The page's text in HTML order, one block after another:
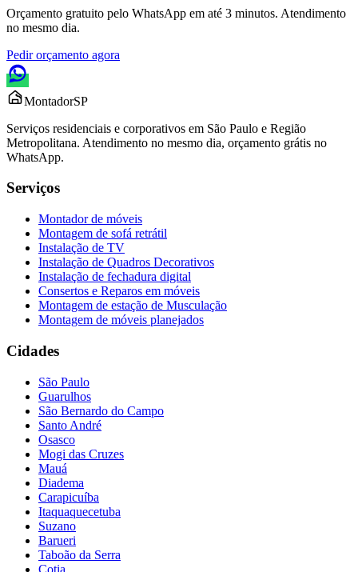
Orçamento gratuito pelo WhatsApp em até 3 minutos. Atendimento
no mesmo dia.
Pedir orçamento agora
MontadorSP
Serviços residenciais e corporativos em São Paulo e Região
Metropolitana. Atendimento no mesmo dia, orçamento grátis no
WhatsApp.
Serviços
Montador de móveis
Montagem de sofá retrátil
Instalação de TV
Instalação de Quadros Decorativos
Instalação de fechadura digital
Consertos e Reparos em móveis
Montagem de estação de Musculação
Montagem de móveis planejados
Cidades
São Paulo
Guarulhos
São Bernardo do Campo
Santo André
Osasco
Mogi das Cruzes
Mauá
Diadema
Carapicuíba
Itaquaquecetuba
Suzano
Barueri
Taboão da Serra
Cotia